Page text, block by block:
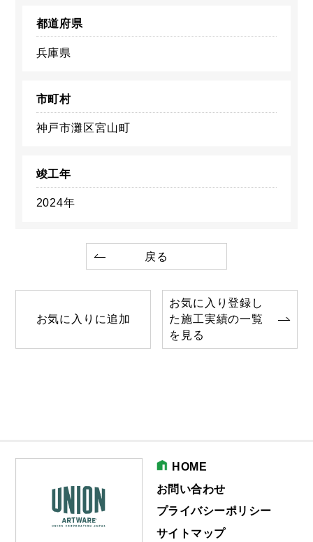
都道府県
兵庫県
市町村
神戸市灘区宮山町
竣工年
2024年
戻る
お気に入りに追加
お気に入り登録し
た施工実績の一覧
を見る
HOME
お問い合わせ
プライバシーポリシー
サイトマップ